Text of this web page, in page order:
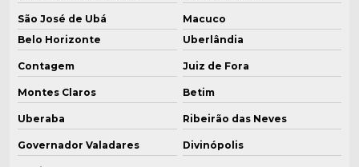
Fabricante de caldeiras para indústria química
Fabricante de caldeiras em minas gerais
Fabricantes de caldeiras industriais
São José de Ubá
Macuco
Belo Horizonte
Uberlândia
Contagem Juiz de Fora
Montes Claros Betim
Uberaba Ribeirão das Neves
Governador Valadares Divinópolis